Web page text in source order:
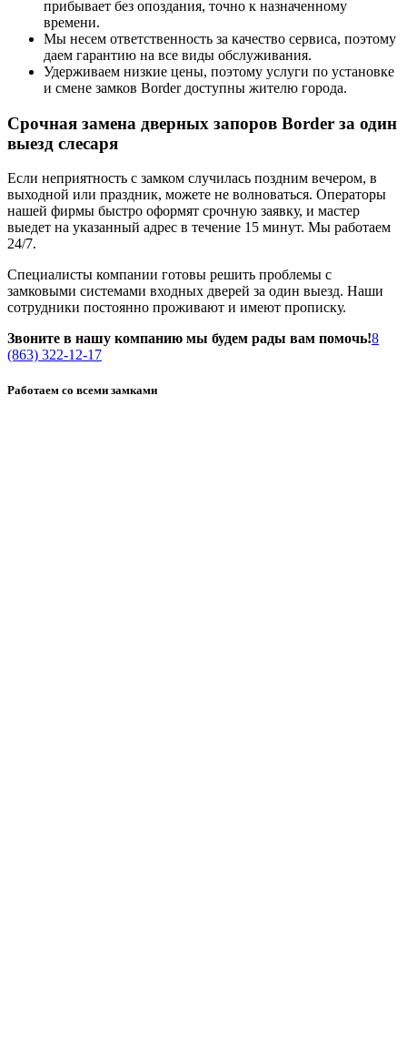
прибывает без опоздания, точно к назначенному
времени.
Мы несем ответственность за качество сервиса, поэтому
даем гарантию на все виды обслуживания.
Удерживаем низкие цены, поэтому услуги по установке
и смене замков Border доступны жителю города.
Срочная замена дверных запоров Border за один
выезд слесаря
Если неприятность с замком случилась поздним вечером, в
выходной или праздник, можете не волноваться. Операторы
нашей фирмы быстро оформят срочную заявку, и мастер
выедет на указанный адрес в течение 15 минут. Мы работаем
24/7.
Специалисты компании готовы решить проблемы с
замковыми системами входных дверей за один выезд. Наши
сотрудники постоянно проживают и имеют прописку.
Звоните в нашу компанию мы будем рады вам помочь!8
(863) 322-12-17
Работаем со всеми замками